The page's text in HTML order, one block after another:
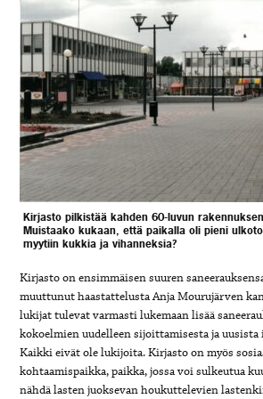
Kirjasto pilkistää kahden 60-luvun
Muistaako kukaan, että paikalla oli pieni
myytiin kukkia ja vihanneksia?
Kirjasto on ensimmäisen suuren
muuttunut haastattelusta Anja Mourujärven
lukijat tulevat varmasti lukemaan lisää
kokoelmien uudelleen sijoittamisesta ja uusista
Kaikki eivät ole lukijoita. Kirjasto on myös
kohtaamispaikka, paikka, jossa voi sulkeutua
nähdä lasten juoksevan houkuttelevien